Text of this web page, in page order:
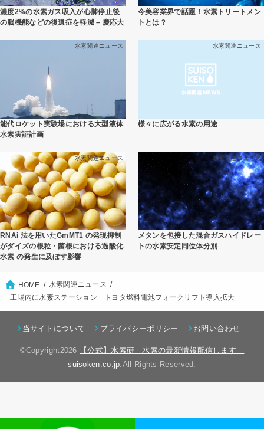
濃度2%の水素ガス吸入が心肺停止後
の脳機能などの後遺症を軽減 – 慶応大
今美容業界で話題！水素トリートメン
トとは？
水素関連ニュース
能代ロケット実験場における大型液体
水素実証計画
水素関連ニュース
様々に広がる水素の用途
水素関連ニュース
RNAi 法を用いたGmMT1 の発現抑制
がダイズの根粒・菌根における過酸化
水素 の発生に及ぼす影響
水素関連ニュース
メタンを包接した混合ガスハイドレー
トの水素安定同位体分別
HOME
水素関連ニュース
工場内に水素ステーション トヨタ燃料電池フォークリフト導入拡大
当サイトについて プライバシーポリシー お問い合わせ
©Copyright2026
【公式】水素研｜水素の最新情報配信します｜
suisoken.co.jp .All Rights Reserved.